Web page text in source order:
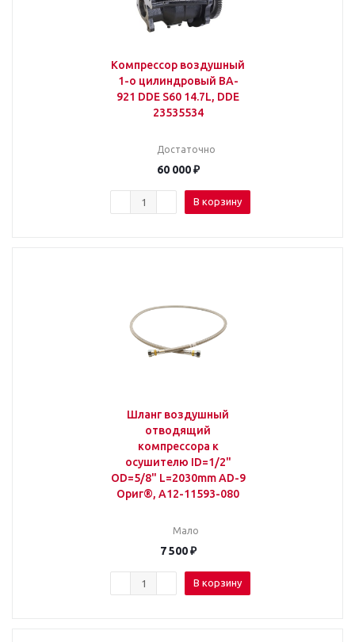
Компрессор воздушный
1-о цилиндровый BA-
921 DDE S60 14.7L, DDE
23535534
Достаточно
60 000₽
В корзину
Шланг воздушный
отводящий
компрессора к
осушителю ID=1/2"
OD=5/8" L=2030mm AD-9
Ориг®, A12-11593-080
Мало
7 500₽
В корзину